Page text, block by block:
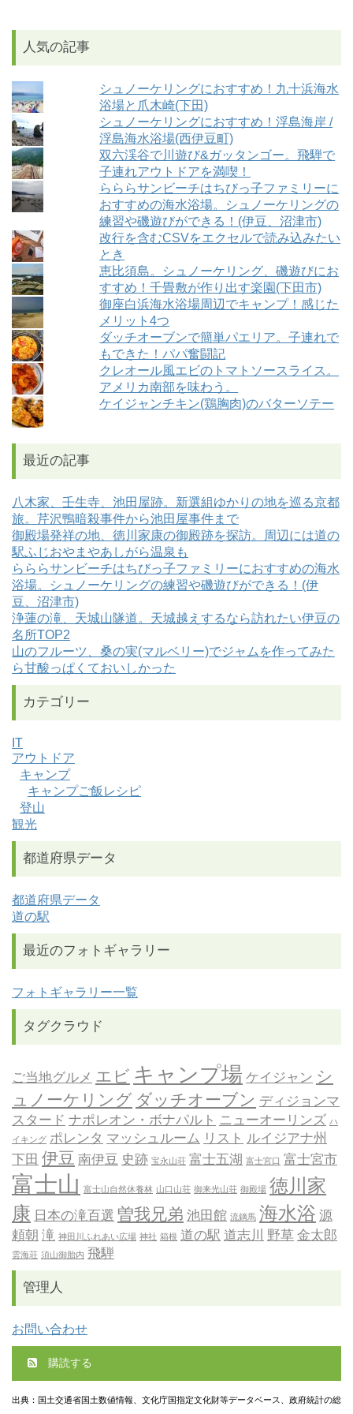
人気の記事
シュノーケリングにおすすめ！九十浜海水
浴場と爪木崎(下田)
シュノーケリングにおすすめ！浮島海岸 /
浮島海水浴場(西伊豆町)
双六渓谷で川遊び&ガッタンゴー。飛騨で
子連れアウトドアを満喫！
らららサンビーチはちびっ子ファミリーに
おすすめの海水浴場。シュノーケリングの
練習や磯遊びができる！(伊豆、沼津市)
改行を含むCSVをエクセルで読み込みたい
とき
恵比須島。シュノーケリング、磯遊びにお
すすめ！千畳敷が作り出す楽園(下田市)
御座白浜海水浴場周辺でキャンプ！感じた
メリット4つ
ダッチオーブンで簡単パエリア。子連れで
もできた！パパ奮闘記
クレオール風エビのトマトソースライス。
アメリカ南部を味わう。
ケイジャンチキン(鶏胸肉)のバターソテー
最近の記事
八木家、壬生寺、池田屋跡。新選組ゆかりの地を巡る京都
旅。芹沢鴨暗殺事件から池田屋事件まで
御殿場発祥の地、徳川家康の御殿跡を探訪。周辺には道の
駅ふじおやまやあしがら温泉も
らららサンビーチはちびっ子ファミリーにおすすめの海水
浴場。シュノーケリングの練習や磯遊びができる！(伊
豆、沼津市)
浄蓮の滝、天城山隧道。天城越えするなら訪れたい伊豆の
名所TOP2
山のフルーツ、桑の実(マルベリー)でジャムを作ってみた
ら甘酸っぱくておいしかった
カテゴリー
IT
アウトドア
キャンプ
キャンプご飯レシピ
登山
観光
都道府県データ
都道府県データ
道の駅
最近のフォトギャラリー
フォトギャラリー一覧
タグクラウド
ご当地グルメ エビ キャンプ場 ケイジャン シ
ュノーケリング ダッチオーブン ディジョンマ
スタード ナポレオン・ボナパルト ニューオーリンズ ハ
イキング ポレンタ マッシュルーム リスト ルイジアナ州
下田 伊豆 南伊豆 史跡 宝永山荘 富士五湖 富士宮口 富士宮市
富士山 富士山自然休養林 山口山荘 御来光山荘 御殿場 徳川家
康 日本の滝百選 曽我兄弟 池田館 流鏑馬 海水浴 源
頼朝 滝 神田川ふれあい広場 神社 箱根 道の駅 道志川 野草 金太郎
雲海荘 須山御胎内 飛騨
管理人
お問い合わせ
購読する
出典：国土交通省国土数値情報、文化庁国指定文化財等データベース、政府統計の総